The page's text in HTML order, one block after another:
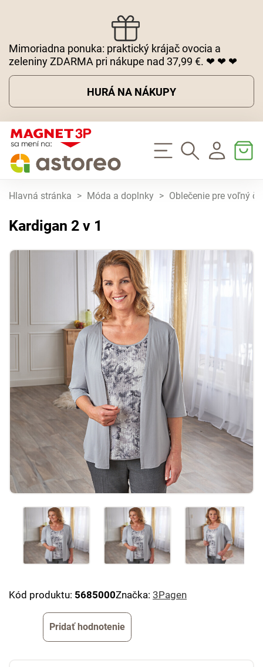
Mimoriadna ponuka: praktický krájač ovocia a
zeleniny ZDARMA pri nákupe nad 37,99 €. ❤ ❤ ❤
HURÁ NA NÁKUPY
Hlavná stránka > Móda a doplnky > Oblečenie pre voľný
Kardigan 2 v 1
Kód produktu: 5685000Značka: 3Pagen
Pridať hodnotenie